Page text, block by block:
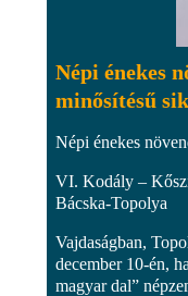
Népi énekes
minősítésű
Népi énekes
VI. Kodály –
Bácska-Topolya
Vajdaságban,
december 10-én,
magyar dal”